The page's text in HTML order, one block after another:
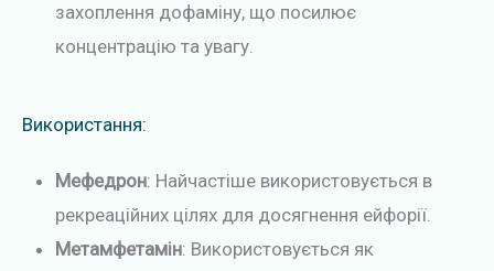
захоплення дофаміну, що посилює
концентрацію та увагу.
Використання:
Мефедрон: Найчастіше використовується в
рекреаційних цілях для досягнення ейфорії.
Метамфетамін: Використовується як